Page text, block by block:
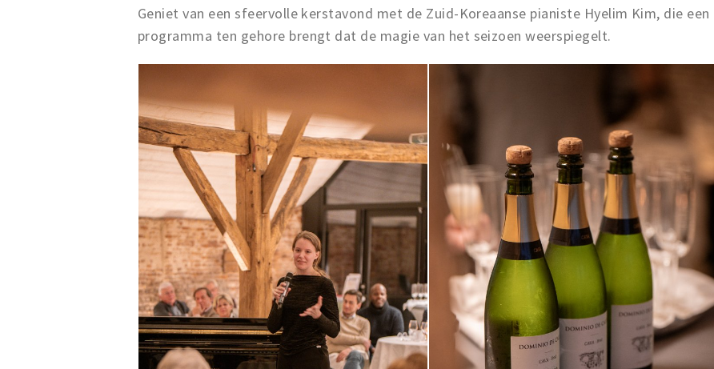
Geniet van een sfeervolle kerstavond met de Zuid-Koreaanse pianiste Hyelim Kim, die een
programma ten gehore brengt dat de magie van het seizoen weerspiegelt.